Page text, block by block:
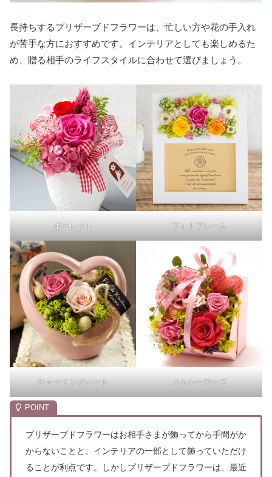
長持ちするプリザーブドフラワーは、忙しい方や花の手入れ
が苦手な方におすすめです。インテリアとしても楽しめるた
め、贈る相手のライフスタイルに合わせて選びましょう。
ポーレット フォトフレーム
チャーミングハート メルシーローズ
プリザーブドフラワーはお相手さまが飾ってから手間がか
からないことと、インテリアの一部として飾っていただけ
ることが利点です。しかしプリザーブドフラワーは、最近